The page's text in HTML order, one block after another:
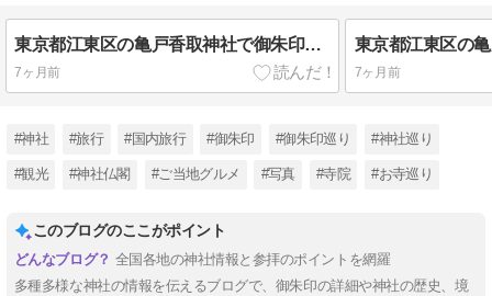
東京都江東区の亀戸香取神社で御朱印をいただきました！御朱印の詳細や境内の様子を紹介
7ヶ月前 7ヶ月前
#神社 #旅行 #国内旅行 #御朱印 #御朱印巡り #神社巡り
#観光 #神社仏閣 #ご当地グルメ #写真 #寺院 #お寺巡り
このブログのここがポイント
全国各地の神社情報と参拝のポイントを網羅
多種多様な神社の情報を伝えるブログで、御朱印の詳細や神社の歴史、境